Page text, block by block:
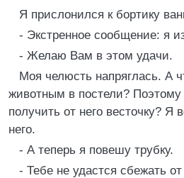
Я прислонился к бортику
- Экстренное сообщение: я
- Желаю Вам в этом удачи.
Моя челюсть напряглась. А
животным в постели?
получить от него весточку?
него.
- А теперь я повешу трубку.
- Тебе не удастся сбежать